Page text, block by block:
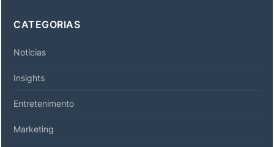
CATEGORIAS
Notícias
Insights
Entretenimento
Marketing